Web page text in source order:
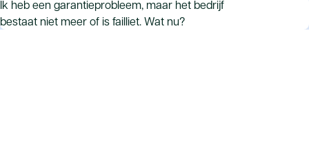
De overnemende partij heeft hierover mogelijk afspraken
gemaakt met de oude eigenaar. De garantieverplichtingen
Ik heb een garantieprobleem, maar het bedrijf
bestaat niet meer of is failliet. Wat nu?